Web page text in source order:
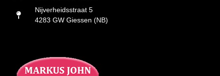
Nijverheidsstraat 5
4283 GW Giessen (NB)